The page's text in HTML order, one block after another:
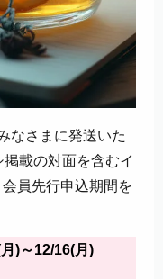
なさまに発送いた
載の対面を含むイ
員先行申込期間を
)～12/16(月)